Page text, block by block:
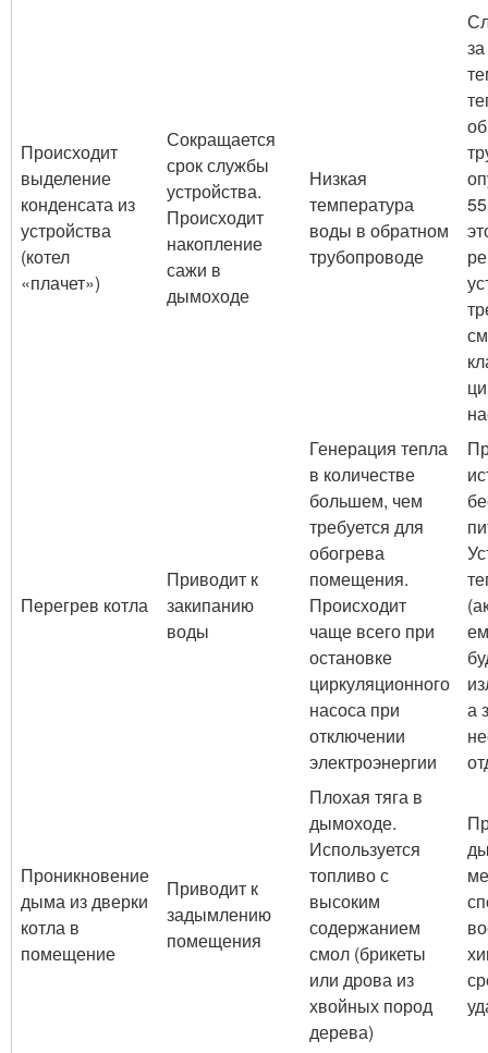
Происходит
выделение
конденсата из
устройства
(котел
«плачет»)
Сокращается
срок службы
устройства.
Происходит
накопление
сажи в
дымоходе
Низкая
температура
воды в обратном
трубопроводе
Перегрев котла
Приводит к
закипанию
воды
Генерация тепла
в количестве
большем, чем
требуется для
обогрева
помещения.
Происходит
чаще всего при
остановке
циркуляционного
насоса при
отключении
электроэнергии
а
Проникновение
дыма из дверки
котла в
помещение
Приводит к
задымлению
помещения
Плохая тяга в
дымоходе.
Используется
топливо с
высоким
содержанием
смол (брикеты
или дрова из
хвойных пород
дерева)